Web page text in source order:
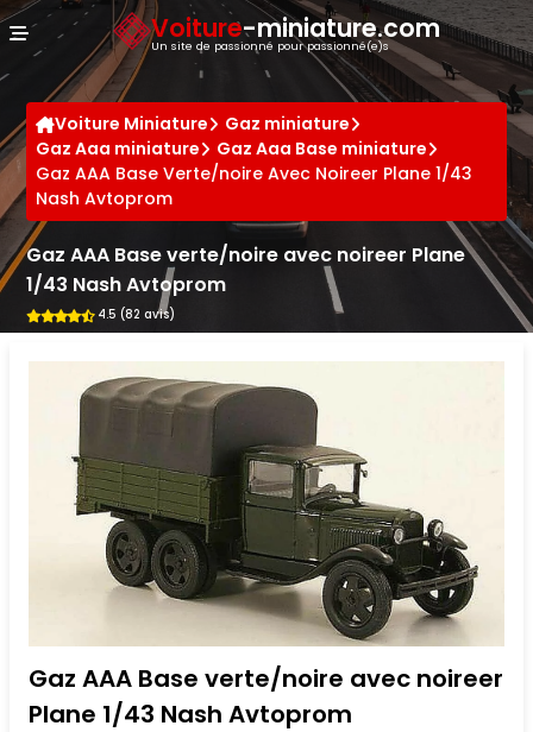
Voiture-miniature.com
Un site de passionné pour passionné(e)s
Voiture Miniature
Gaz miniature
Gaz Aaa miniature
Gaz Aaa Base miniature
Gaz AAA Base Verte/noire Avec Noireer Plane 1/43
Nash Avtoprom
Gaz AAA Base verte/noire avec noireer Plane
1/43 Nash Avtoprom
4.5 (82 avis)
Gaz AAA Base verte/noire avec noireer
Plane 1/43 Nash Avtoprom
Panneau de gestion des cookies